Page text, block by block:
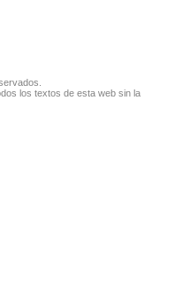
los textos de esta web sin la